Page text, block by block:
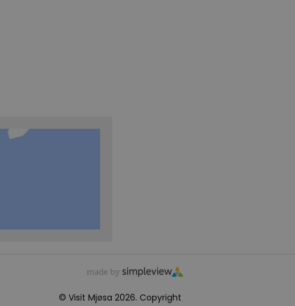
© Visit Mjøsa 2026. Copyright